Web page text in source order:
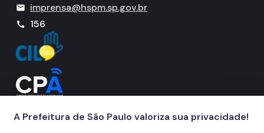
mail imprensa@hspm.sp.gov.br
call 156
A Prefeitura de São Paulo valoriza sua privacidade!